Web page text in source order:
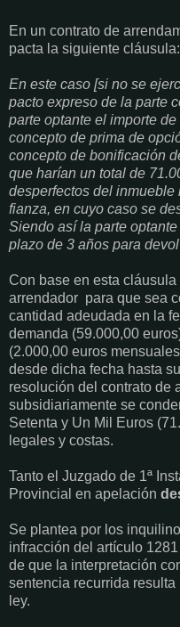
En un contrato de
pacta la siguiente cláusula:
En este caso [si no se
pacto expreso de la parte
parte optante el importe
concepto de prima de
concepto de bonificación
que harían un total de
desperfectos del
fianza, en cuyo caso se
Siendo así la parte
plazo de 3 años para
Con base en esta cláusula
arrendador para que sea
cantidad adeudada en la
demanda (59.000,00
(2.000,00 euros
desde dicha fecha hasta
resolución del contrato de
subsidiariamente se
Setenta y Un Mil Euros
legales y costas.
Tanto el Juzgado de 1ª
Provincial en apelación
Se plantea por los
infracción del artículo
de que la interpretación
sentencia recurrida
ley.